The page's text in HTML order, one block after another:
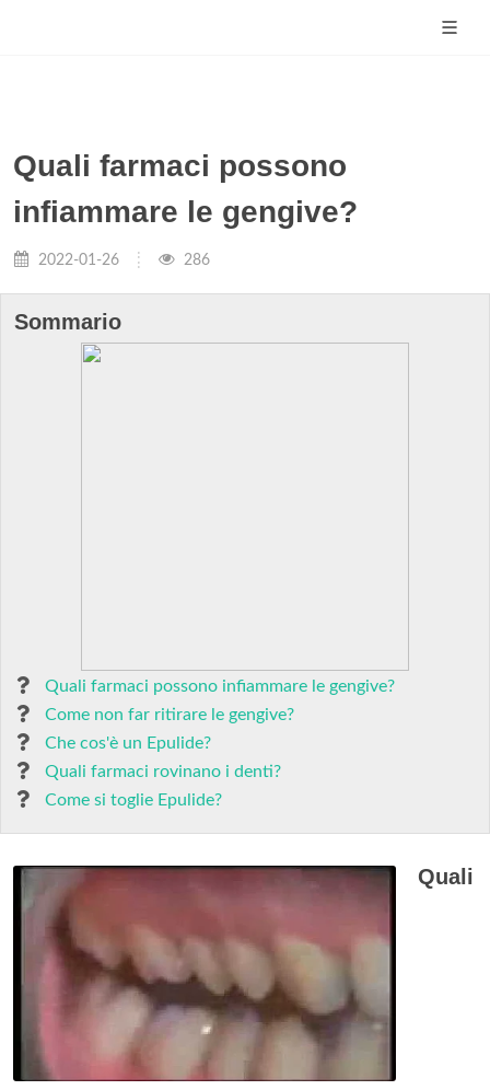
Quali farmaci possono
infiammare le gengive?
2022-01-26 286
Sommario
Quali farmaci possono infiammare le gengive?
Come non far ritirare le gengive?
Che cos'è un Epulide?
Quali farmaci rovinano i denti?
Come si toglie Epulide?
Quali